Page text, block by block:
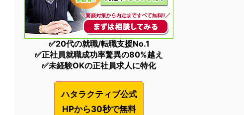
✅20代の就職/転職支援No.1
✅正社員就職成功率驚異の80%越え
✅未経験OKの正社員求人に特化
ハタラクティブ公式
HPから30秒で無料